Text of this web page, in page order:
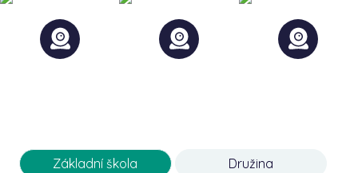
Základní škola Družina